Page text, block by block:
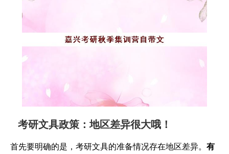
考研文具政策：地区差异很大哦！
首先要明确的是，考研文具的准备情况存在地区差异。 有